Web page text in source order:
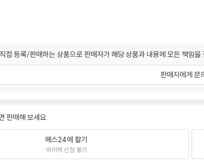
접 등록/판매하는 상품으로 판매자가 해당 상품과 내용에 모든 책임을
판매자에게 문
판매해 보세요.
예스24에 팔기
바이백 신청 불가